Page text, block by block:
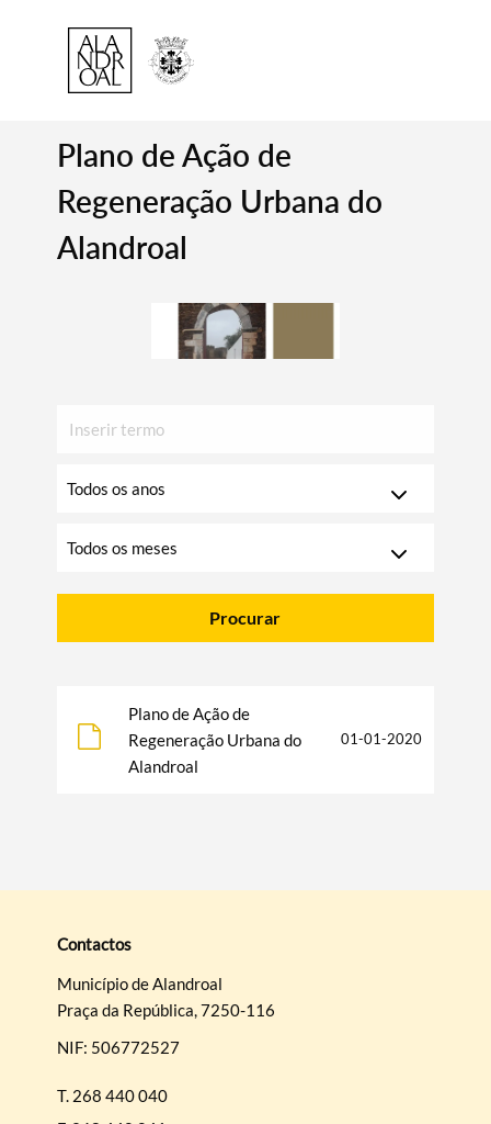
Categorias gerais
Plano de Ação de
Regeneração Urbana do
Alandroal
pesquisar
mês
Procurar
Plano de Ação de
Regeneração Urbana do
Alandroal
01-01-2020
Contactos
Município de Alandroal
Praça da República, 7250-116
NIF: 506772527
T. 268 440 040